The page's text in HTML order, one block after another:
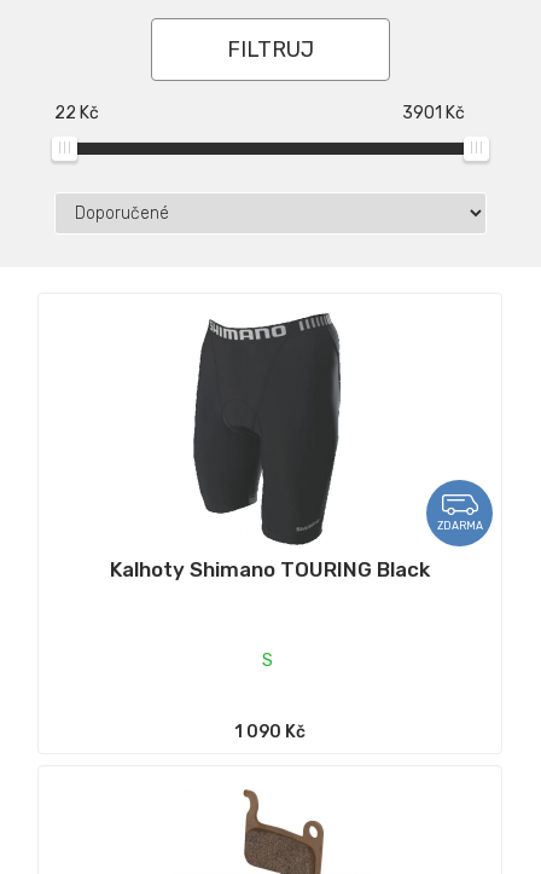
22 Kč 3901 Kč
FILTRUJ
ZDARMA
Kalhoty Shimano TOURING Black
S
1 090 Kč